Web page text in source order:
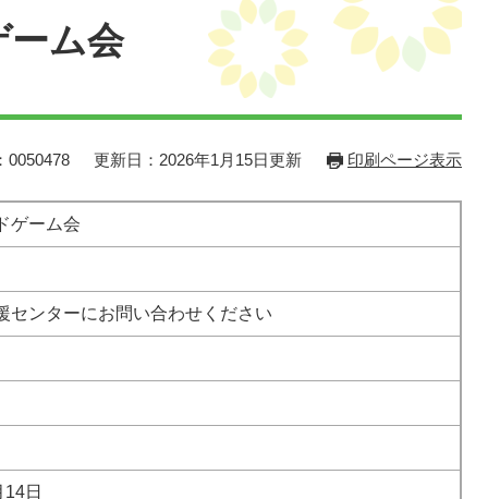
ーム会
0050478 更新日：2026年1月15日更新 印刷ページ表示
ゲーム会
センターにお問い合わせください
日